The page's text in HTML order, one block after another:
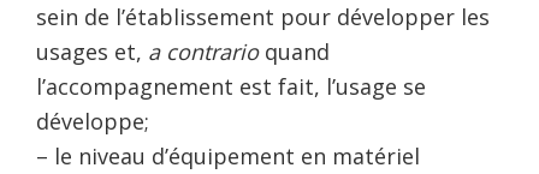
sein de l’établissement pour développer les
usages et, a contrarioquand
l’accompagnement est fait, l’usage se
développe;
– le niveau d’équipement en matériel